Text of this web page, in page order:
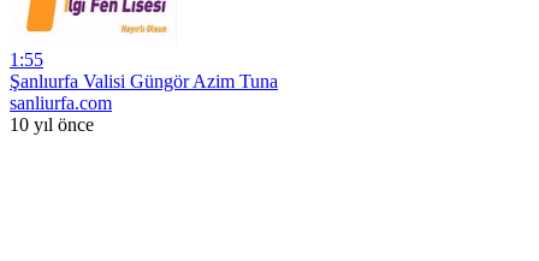
1:55
Şanlıurfa Valisi Güngör Azim Tuna
sanliurfa.com
10 yıl önce